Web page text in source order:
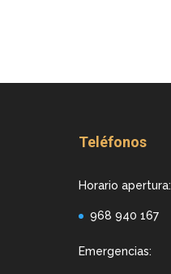
Teléfonos
Horario apertura:
968 940 167
Emergencias: